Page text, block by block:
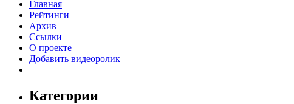
Главная
Рейтинги
Архив
Ссылки
О проекте
Добавить видеоролик
Категории